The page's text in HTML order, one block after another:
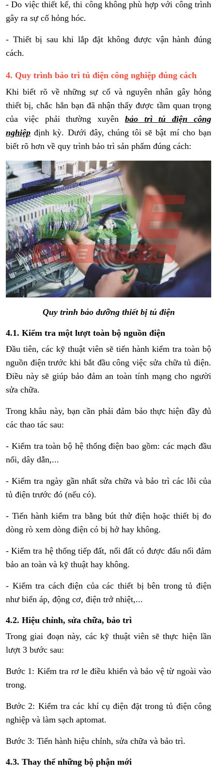
- Do việc thiết kế, thi công không phù hợp với công trình
gây ra sự cố hỏng hóc.
- Thiết bị sau khi lắp đặt không được vận hành đúng
cách.
4. Quy trình bảo trì tủ điện công nghiệp đúng cách
Khi biết rõ về những sự cố và nguyên nhân gây hỏng
thiết bị, chắc hẳn bạn đã nhận thấy được tầm quan trọng
của việc phải thường xuyên bảo trì tủ điện công
nghiệp định kỳ. Dưới đây, chúng tôi sẽ bật mí cho bạn
biết rõ hơn về quy trình bảo trì sản phẩm đúng cách:
Quy trình bảo dưỡng thiết bị tủ điện
4.1. Kiểm tra một lượt toàn bộ nguồn điện
Đầu tiên, các kỹ thuật viên sẽ tiến hành kiểm tra toàn bộ
nguồn điện trước khi bắt đầu công việc sửa chữa tủ điện.
Điều này sẽ giúp bảo đảm an toàn tính mạng cho người
sửa chữa.
Trong khâu này, bạn cần phải đảm bảo thực hiện đầy đủ
các thao tác sau:
- Kiểm tra toàn bộ hệ thống điện bao gồm: các mạch đầu
nối, dây dẫn,...
- Kiểm tra ngày gần nhất sửa chữa và bảo trì các lỗi của
tủ điện trước đó (nếu có).
- Tiến hành kiểm tra bằng bút thử điện hoặc thiết bị đo
dòng rò xem dòng điện có bị hở hay không.
- Kiểm tra hệ thống tiếp đất, nối đất có được đấu nối đảm
bảo an toàn và kỹ thuật hay không.
- Kiểm tra cách điện của các thiết bị bên trong tủ điện
như biến áp, động cơ, điện trở nhiệt,...
4.2. Hiệu chỉnh, sửa chữa, bảo trì
Trong giai đoạn này, các kỹ thuật viên sẽ thực hiện lần
lượt 3 bước sau:
Bước 1: Kiểm tra rơ le điều khiển và bảo vệ từ ngoài vào
trong.
Bước 2: Kiểm tra các khí cụ điện đặt trong tủ điện công
nghiệp và làm sạch aptomat.
Bước 3: Tiến hành hiệu chỉnh, sửa chữa và bảo trì.
4.3. Thay thế những bộ phận mới